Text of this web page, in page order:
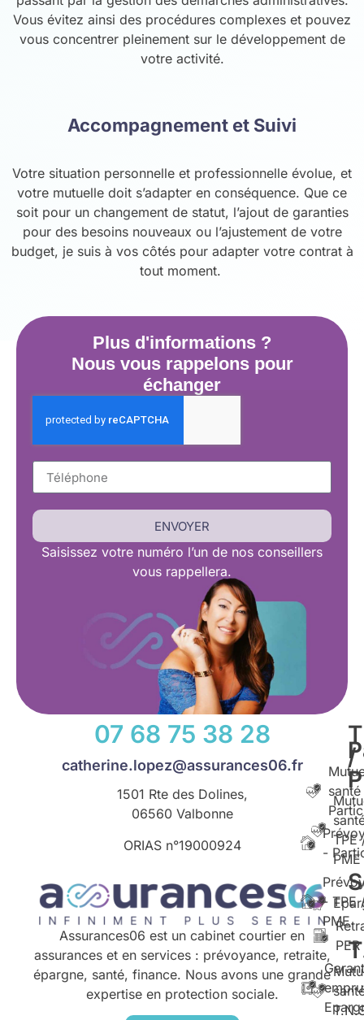
Vous évitez ainsi des procédures complexes et pouvez
vous concentrer pleinement sur le développement de
votre activité.
Accompagnement et Suivi
Votre situation personnelle et professionnelle évolue, et
votre mutuelle doit s’adapter en conséquence. Que ce
soit pour un changement de statut, l’ajout de garanties
pour des besoins nouveaux ou l’ajustement de votre
budget, je suis à vos côtés pour adapter votre contrat à
tout moment.
Plus d'informations ?
Nous vous rappelons pour
échanger
ENVOYER
Saisissez votre numéro l’un de nos conseillers
vous rappellera.
07 68 75 38 28
catherine.lopez@assurances06.fr
1501 Rte des Dolines,
06560 Valbonne
ORIAS n°19000924
Assurances06 est un cabinet courtier en
assurances et en services : prévoyance, retraite,
épargne, santé, finance. Nous avons une grande
expertise en protection sociale.
/
TPE
PME
- TPE
PME
-
PER